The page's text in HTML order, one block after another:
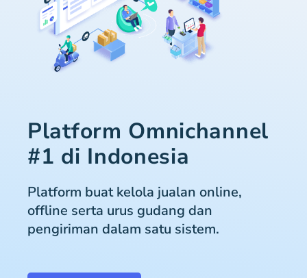
Platform Omnichannel
#1 di Indonesia
Platform buat kelola jualan online,
offline serta urus gudang dan
pengiriman dalam satu sistem.